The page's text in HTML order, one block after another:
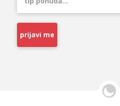
prijavi me